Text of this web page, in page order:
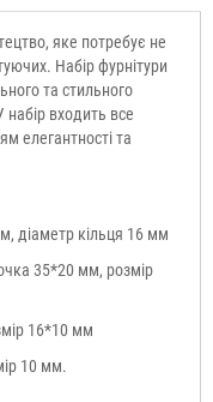
яке потребує не
Набір фурнітури
та стильного
входить все
елегантності та
діаметр кільця 16 мм
35*20 мм, розмір
16*10 мм
10 мм.